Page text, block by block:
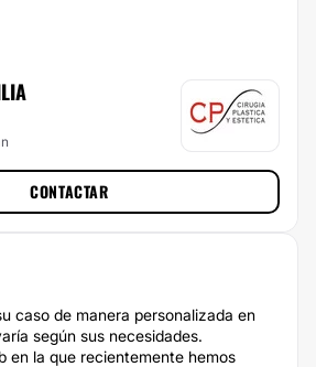
CONTACTAR
caso de manera personalizada en
según sus necesidades.
en la que recientemente hemos